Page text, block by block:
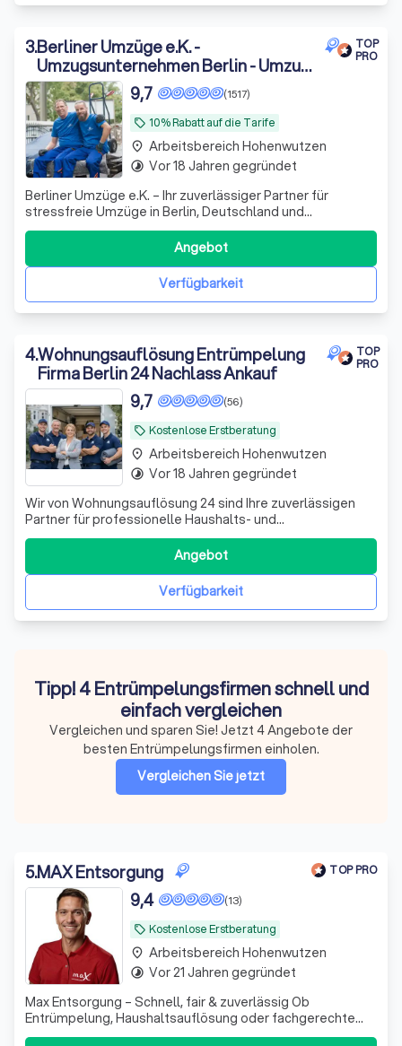
3.Berliner Umzüge e.K. -
Umzugsunternehmen Berlin - Umzug
Berlin
TOP
PRO
local_offer 10% Rabatt auf die Tarife
(1517)
9,7
Berliner Umzüge e.K. – Ihr zuverlässiger Partner für
stressfreie Umzüge in Berlin, Deutschland und
international. Schnell, fair, professionell.
Verfügbarkeit
Angebot
place Arbeitsbereich Hohenwutzen
timelapse Vor 18 Jahren gegründet
4.Wohnungsauflösung Entrümpelung
Firma Berlin 24 Nachlass Ankauf
TOP
PRO
local_offer Kostenlose Erstberatung
(56)
9,7
Wir von Wohnungsauflösung 24 sind Ihre zuverlässigen
Partner für professionelle Haushalts- und
Wohnungsauflösungen in Berlin und darüber hinaus. Mit
jahrelanger Erfahrung in der Branche bieten wir Ihnen
umfassende Dienstleistungen, die von der Entrümpelung
bis hin zur fachgerechten Entsorgung von Sp
Verfügbarkeit
Angebot
place Arbeitsbereich Hohenwutzen
timelapse Vor 18 Jahren gegründet
Tipp! 4 Entrümpelungsfirmen schnell und
einfach vergleichen
Vergleichen und sparen Sie! Jetzt 4 Angebote der
besten Entrümpelungsfirmen einholen.
Vergleichen Sie jetzt
5.MAX Entsorgung TOP PRO
local_offer Kostenlose Erstberatung
(13)
9,4
Max Entsorgung – Schnell, fair & zuverlässig Ob
Entrümpelung, Haushaltsauflösung oder fachgerechte
Entsorgung – wir machen’s für Sie einfach. Transparente
place Arbeitsbereich Hohenwutzen
timelapse Vor 21 Jahren gegründet